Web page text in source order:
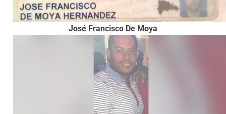
José Francisco De Moya